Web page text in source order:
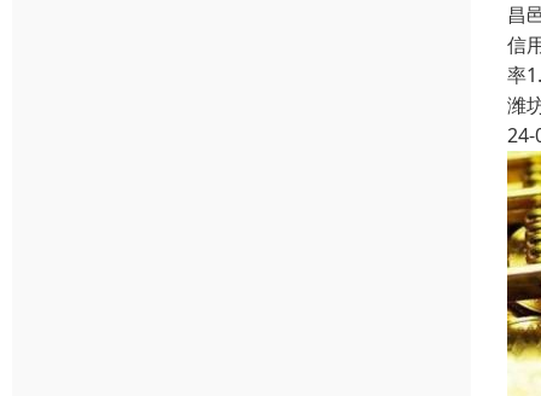
昌
信
率
潍
24-